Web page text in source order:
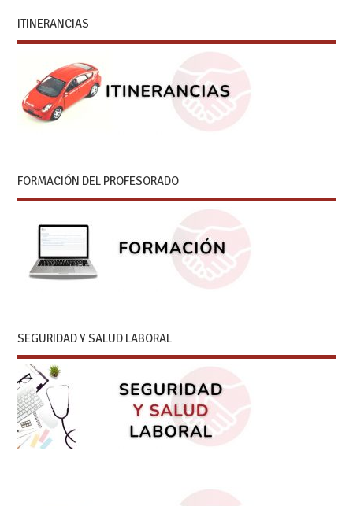
ITINERANCIAS
FORMACIÓN DEL PROFESORADO
SEGURIDAD Y SALUD LABORAL